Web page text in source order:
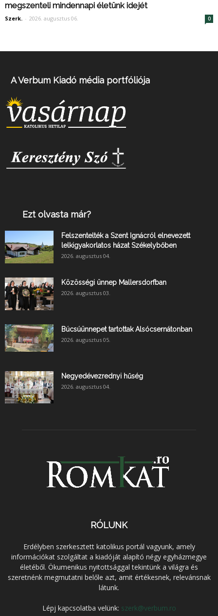
megszenteli mindennapi életünk idejét
Szerk. - 2026. augusztus 06. 0
A Verbum Kiadó média portfóliója
Ezt olvasta már?
Felszentelték a Szent Ignácról elnevezett
lelkigyakorlatos házat Székelybőben
2026. augusztus 04.
Közösségi ünnep Mallersdorfban
2026. augusztus 03.
Búcsúünnepet tartottak Alsócsernátonban
2026. augusztus 05.
Negyedévezrednyi hűség
2026. augusztus 04.
RÓLUNK
Erdélyben szerkesztett katolikus portál vagyunk, amely
információkat szolgáltat a kiadóját alapító négy egyházmegye
életéből. Ökumenikus nyitottsággal tekintünk a világra és
szeretnénk megmutatni belőle azt, amit értékesnek, relevánsnak
látunk.
Lépj kapcsolatba velünk: szerk@verbum.ro